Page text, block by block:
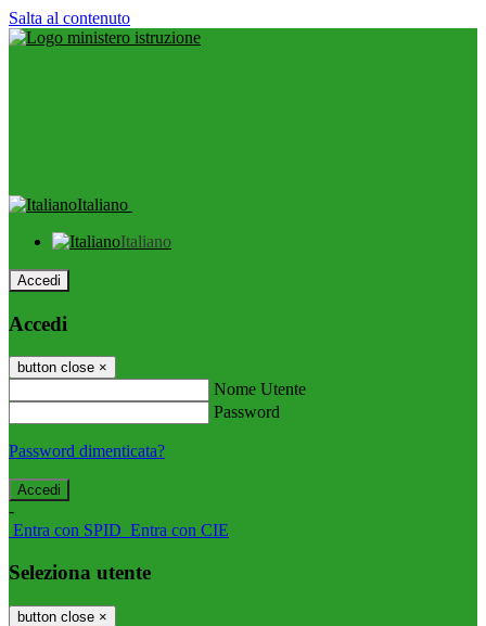
Salta al contenuto
Italiano
Italiano
Accedi
Accedi
button close ×
Nome Utente
Password
Password dimenticata?
-
Entra con SPID Entra con CIE
Seleziona utente
button close ×